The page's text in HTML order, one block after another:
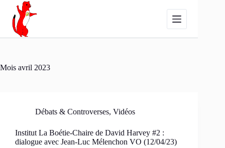
Passer
contenu
Mois avril 2023
Débats & Controverses, Vidéos
Institut La Boétie-Chaire de David Harvey #2 :
dialogue avec Jean-Luc Mélenchon VO (12/04/23)